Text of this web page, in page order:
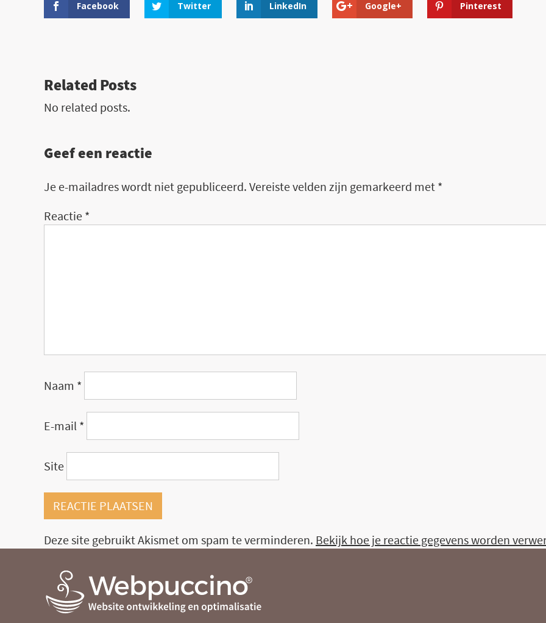
Facebook Twitter LinkedIn Google+ Pinterest
Related Posts
No related posts.
Geef een reactie
Je e-mailadres wordt niet gepubliceerd. Vereiste velden zijn gemarkeerd met *
Reactie *
Naam *
E-mail *
Site
Deze site gebruikt Akismet om spam te verminderen. Bekijk hoe je reactie gegevens worden